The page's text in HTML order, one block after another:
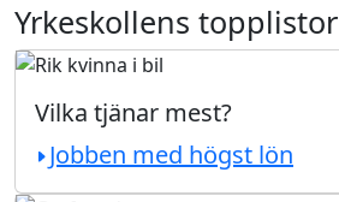
Yrkeskollens topplistor
Vilka tjänar mest?
Jobben med högst lön